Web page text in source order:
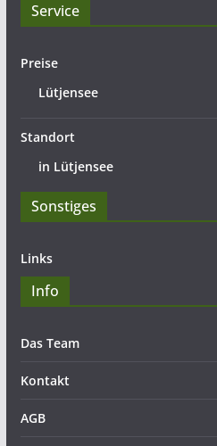
Service
Preise
Lütjensee
Standort
in Lütjensee
Sonstiges
Links
Info
Das Team
Kontakt
AGB